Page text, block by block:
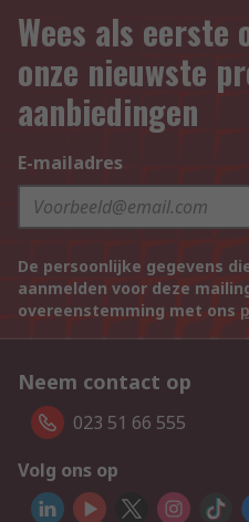
Wees als eerste
onze nieuwste
aanbiedingen
E-mailadres
De persoonlijke gegevens
aanmelden voor deze
overeenstemming met ons
Neem contact op
023 51 66 555
Volg ons op